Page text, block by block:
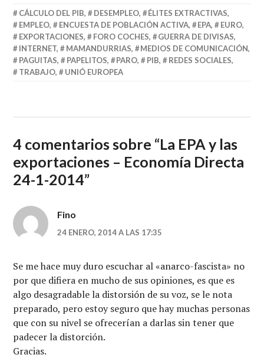
CÁLCULO DEL PIB, DESEMPLEO, ÉLITES EXTRACTIVAS,
EMPLEO, ENCUESTA DE POBLACIÓN ACTIVA, EPA, EURO,
EXPORTACIONES, FORO COCHES, GUERRA DE DIVISAS,
INTERNET, MAMANDURRIAS, MEDIOS DE COMUNICACIÓN,
PAGUITAS, PAPELITOS, PARO, PIB, REDES SOCIALES,
TRABAJO, UNIÓ EUROPEA
4 comentarios sobre “La EPA y las
exportaciones – Economía Directa
24-1-2014”
Fino
24 ENERO, 2014 A LAS 17:35
Se me hace muy duro escuchar al «anarco-fascista» no
por que difiera en mucho de sus opiniones, es que es
algo desagradable la distorsión de su voz, se le nota
preparado, pero estoy seguro que hay muchas personas
que con su nivel se ofrecerían a darlas sin tener que
padecer la distorción.
Gracias.